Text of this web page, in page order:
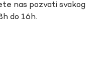
nas pozvati svakog
do 16h.